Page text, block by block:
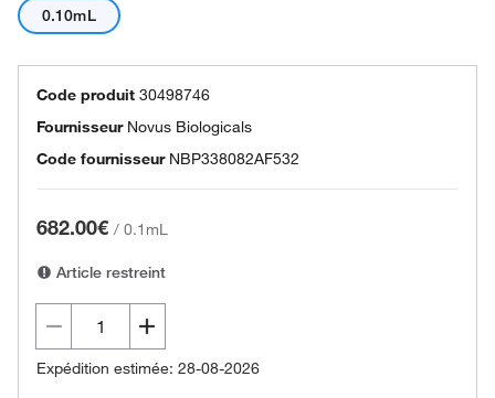
0.10mL
Code produit 30498746
Fournisseur Novus Biologicals
Code fournisseur NBP338082AF532
682.00€ / 0.1mL
Article restreint
Expédition estimée: 28-08-2026